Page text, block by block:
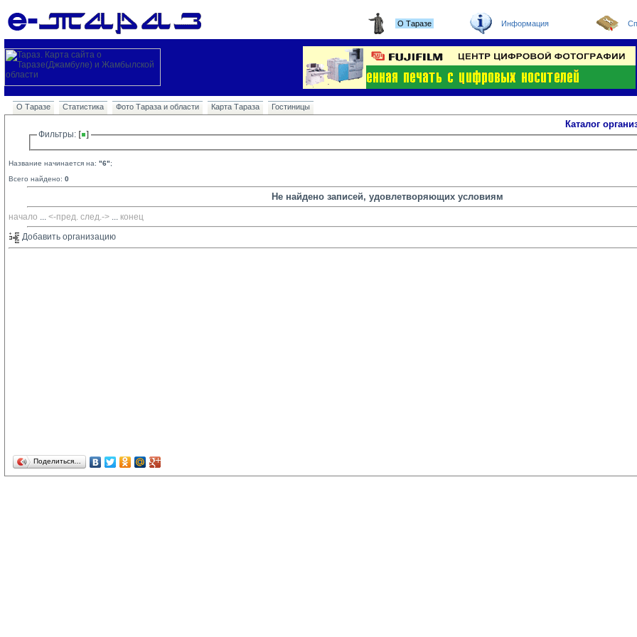
О Таразе Информация
О Таразе Статистика Фото Тараза и области Карта Тараза Гостиницы
Каталог
Фильтры:
Название начинается на: "6";
Всего найдено: 0
Не найдено записей, удовлетворяющих условиям
начало ... <-пред. след.-> ... конец
Добавить организацию
Поделиться…